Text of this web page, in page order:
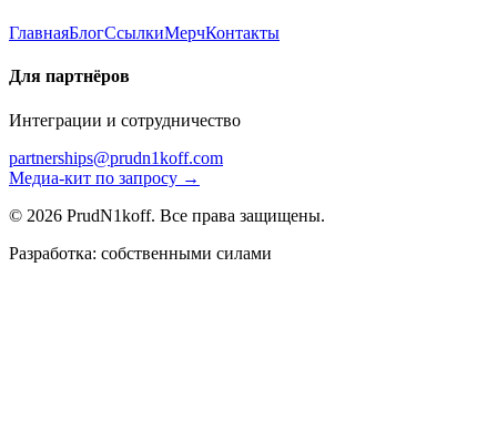
ГлавнаяБлогСсылкиМерчКонтакты
Для партнёров
Интеграции и сотрудничество
partnerships@prudn1koff.com
Медиа-кит по запросу →
© 2026 PrudN1koff. Все права защищены.
Разработка: собственными силами